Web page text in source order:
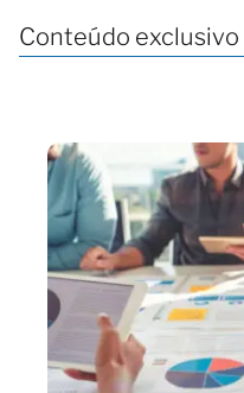
Conteúdo exclusivo